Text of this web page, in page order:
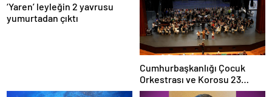
‘Yaren’ leyleğin 2 yavrusu
yumurtadan çıktı
Cumhurbaşkanlığı Çocuk
Orkestrası ve Korosu 23
Nisan’da ilk kez sahne alacak